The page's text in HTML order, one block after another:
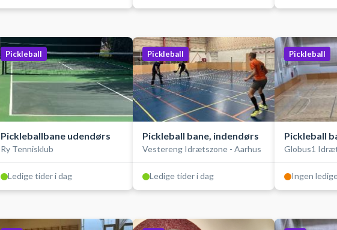
Pickleball
Pickleballbane udendørs
Ry Tennisklub
Ledige tider i dag
Pickleball
Pickleball bane, indendørs
Vestereng Idrætszone - Aarhus
Ledige tider i dag
Pickleball
Pickleball
Globus1
Ingen